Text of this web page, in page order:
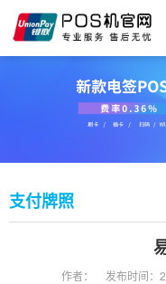
支付牌照
作者： 发布时间：